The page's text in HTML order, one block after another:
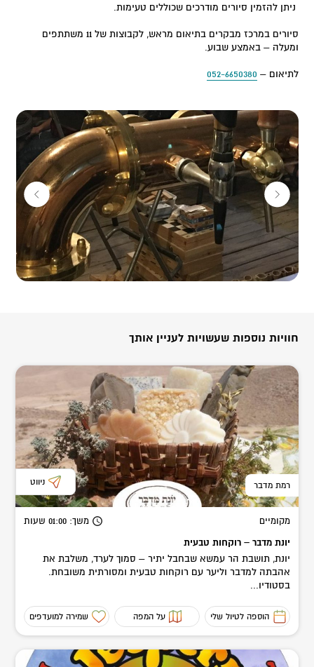
ניתן להזמין סיורים מודרכים שכוללים טעימות.
סיורים במרכז מבקרים בתיאום מראש, לקבוצות של 11 משתתפים
ומעלה – באמצע שבוע.
לתיאום – 052-6650380
חוויות נוספות שעשויות לעניין אותך
רמת מדבר ניווט
מקומיים משך: 01:00 שעות
יונת מדבר – רוקחות טבעית
יונת, תושבת הר עמשא שבחבל יתיר – סמוך לערד, משלבת את
אהבתה למדבר וליער עם רוקחות טבעית ומסורתית משובחת.
בסטודיו...
הוספה לטיול שלי על המפה שמירה למועדפים